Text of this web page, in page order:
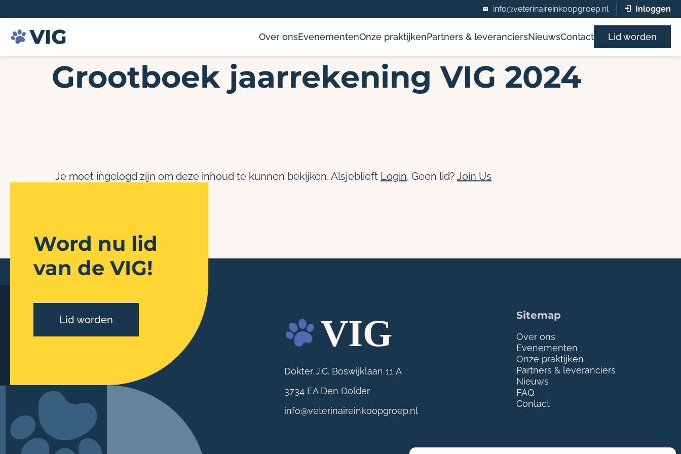
info@veterinaireinkoopgroep.nl Inloggen
Over onsEvenementenOnze praktijkenPartners & leveranciersNieuwsContact Lid worden
Grootboek jaarrekening VIG 2024
Je moet ingelogd zijn om deze inhoud te kunnen bekijken. Alsjeblieft Login. Geen lid? Join Us
Word nu lid
van de VIG!
Lid worden
Dokter J.C. Boswijklaan 11 A
3734 EA Den Dolder
info@veterinaireinkoopgroep.nl
Sitemap
Over ons
Evenementen
Onze praktijken
Partners & leveranciers
Nieuws
FAQ
Contact